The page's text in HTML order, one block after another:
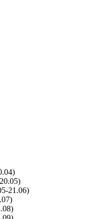
21.06)